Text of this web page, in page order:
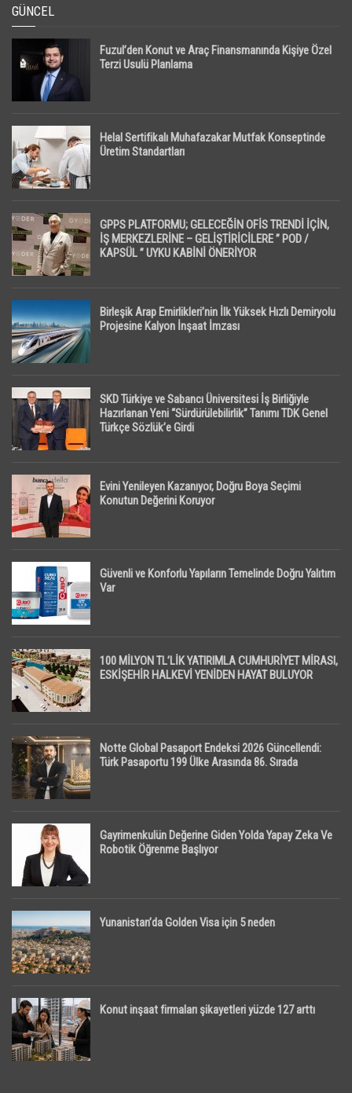
GÜNCEL
Fuzul’den Konut ve Araç Finansmanında Kişiye Özel
Terzi Usulü Planlama
Helal Sertifikalı Muhafazakar Mutfak Konseptinde
Üretim Standartları
GPPS PLATFORMU; GELECEĞİN OFİS TRENDİ İÇİN,
İŞ MERKEZLERİNE – GELİŞTİRİCİLERE ” POD /
KAPSÜL ” UYKU KABİNİ ÖNERİYOR
Birleşik Arap Emirlikleri’nin İlk Yüksek Hızlı Demiryolu
Projesine Kalyon İnşaat İmzası
SKD Türkiye ve Sabancı Üniversitesi İş Birliğiyle
Hazırlanan Yeni “Sürdürülebilirlik” Tanımı TDK Genel
Türkçe Sözlük’e Girdi
Evini Yenileyen Kazanıyor, Doğru Boya Seçimi
Konutun Değerini Koruyor
Güvenli ve Konforlu Yapıların Temelinde Doğru Yalıtım
Var
100 MİLYON TL’LİK YATIRIMLA CUMHURİYET MİRASI,
ESKİŞEHİR HALKEVİ YENİDEN HAYAT BULUYOR
Notte Global Pasaport Endeksi 2026 Güncellendi:
Türk Pasaportu 199 Ülke Arasında 86. Sırada
Gayrimenkulün Değerine Giden Yolda Yapay Zeka Ve
Robotik Öğrenme Başlıyor
Yunanistan’da Golden Visa için 5 neden
Konut inşaat firmaları şikayetleri yüzde 127 arttı